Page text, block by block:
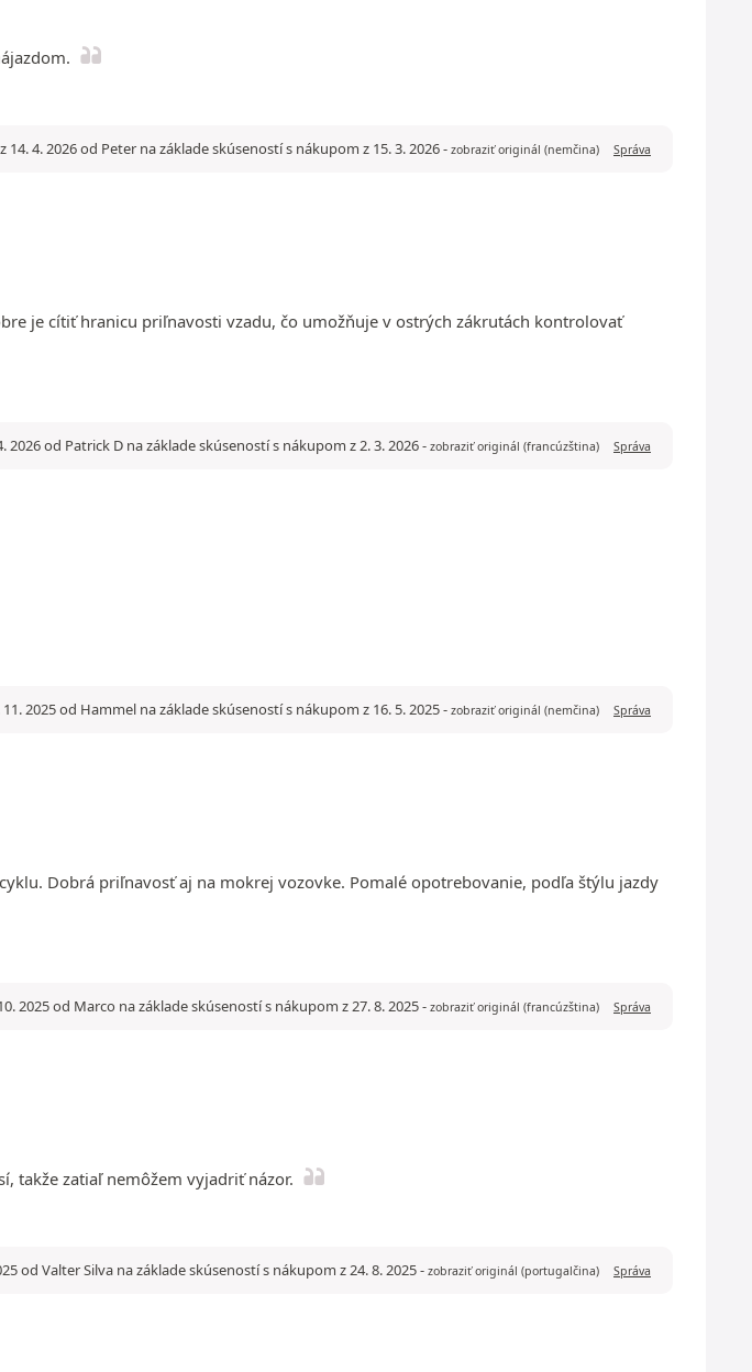
4. 2026 od Peter na základe skúseností s nákupom z 15. 3. 2026- zobraziť originál (nemčina) Správa
je cítiť hranicu priľnavosti vzadu, čo umožňuje v ostrých zákrutách kontrolovať
2026 od Patrick D na základe skúseností s nákupom z 2. 3. 2026- zobraziť originál (francúzština) Správa
2025 od Hammel na základe skúseností s nákupom z 16. 5. 2025- zobraziť originál (nemčina) Správa
Dobrá priľnavosť aj na mokrej vozovke. Pomalé opotrebovanie, podľa štýlu jazdy
2025 od Marco na základe skúseností s nákupom z 27. 8. 2025- zobraziť originál (francúzština) Správa
takže zatiaľ nemôžem vyjadriť názor.
od Valter Silva na základe skúseností s nákupom z 24. 8. 2025- zobraziť originál (portugalčina) Správa